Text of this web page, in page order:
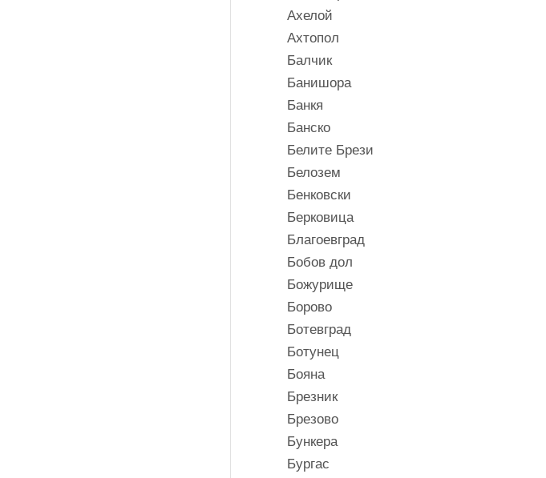
Ахелой
Ахтопол
Балчик
Банишора
Банкя
Банско
Белите Брези
Белозем
Бенковски
Берковица
Благоевград
Бобов дол
Божурище
Борово
Ботевград
Ботунец
Бояна
Брезник
Брезово
Бункера
Бургас